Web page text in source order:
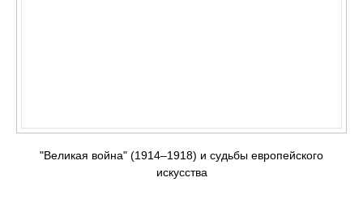
"Великая война" (1914–1918) и судьбы европейского
искусства